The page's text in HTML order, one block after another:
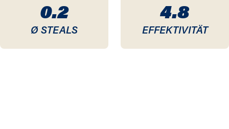
0.2
Ø STEALS
4.8
EFFEKTIVITÄT